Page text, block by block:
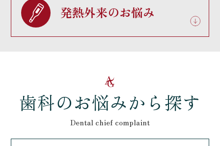
発熱外来のお悩み
歯科のお悩みから探す
Dental chief complaint